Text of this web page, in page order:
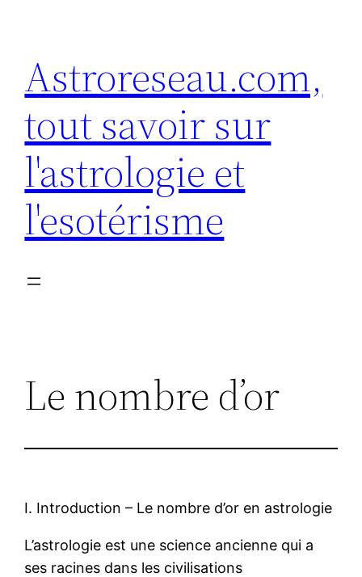
contenu
Astroreseau.com,
tout savoir sur
l'astrologie et
l'esotérisme
Le nombre d’or
I. Introduction – Le nombre d’or en astrologie
L’astrologie est une science ancienne qui a
ses racines dans les civilisations